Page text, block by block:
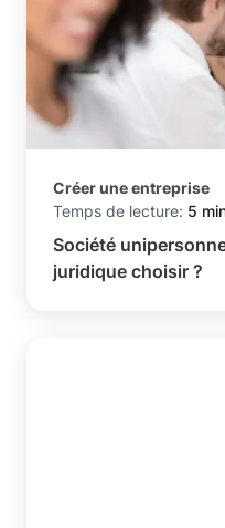
Créer une entreprise
Temps de lecture: 5
Société
juridique choisir ?